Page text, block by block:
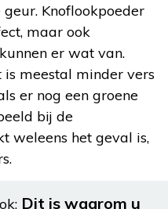
Knoflookpoeder
maar ook
er wat van.
meestal minder vers
er nog een groene
bij de
weleens het geval is,
Dit is waarom u